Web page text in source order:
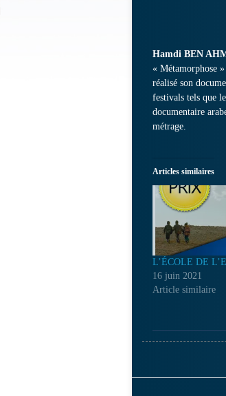
Hamdi BEN
« Métamorphose
réalisé son
festivals tels que
documentaire
métrage.
Articles similaires
L’ÉCOLE DE
16 juin 2021
Article similaire